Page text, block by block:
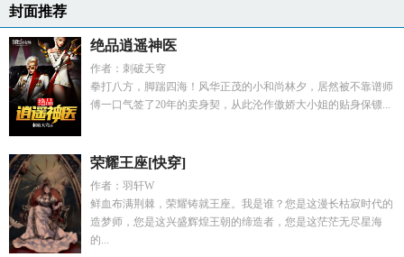
封面推荐
绝品逍遥神医
作者：刺破天穹
拳打八方，脚踹四海！风华正茂的小和尚林夕，居然被不靠谱师
傅一口气签了20年的卖身契，从此沦作傲娇大小姐的贴身保镖...
荣耀王座[快穿]
作者：羽轩W
鲜血布满荆棘，荣耀铸就王座。我是谁？您是这漫长枯寂时代的
造梦师，您是这兴盛辉煌王朝的缔造者，您是这茫茫无尽星海
的...